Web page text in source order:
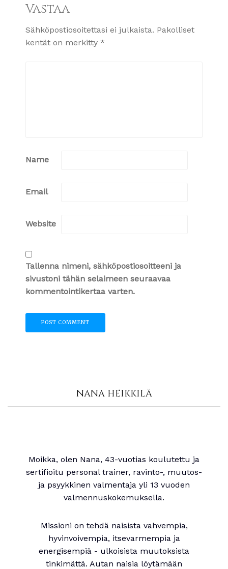
Vastaa
Sähköpostiosoitettasi ei julkaista. Pakolliset
kentät on merkitty *
Name
Email
Website
Tallenna nimeni, sähköpostiosoitteeni ja
sivustoni tähän selaimeen seuraavaa
kommentointikertaa varten.
NANA HEIKKILÄ
Moikka, olen Nana, 43-vuotias koulutettu ja
sertifioitu personal trainer, ravinto-, muutos-
ja psyykkinen valmentaja yli 13 vuoden
valmennuskokemuksella.
Missioni on tehdä naisista vahvempia,
hyvinvoivempia, itsevarmempia ja
energisempiä - ulkoisista muutoksista
tinkimättä. Autan naisia löytämään